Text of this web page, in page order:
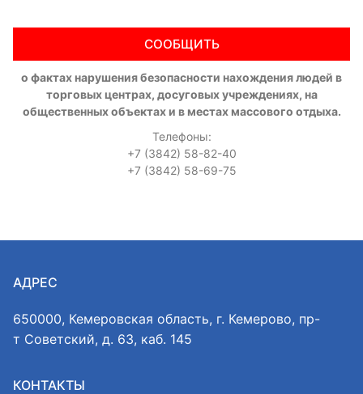
СООБЩИТЬ
о фактах нарушения безопасности нахождения людей в
торговых центрах, досуговых учреждениях, на
общественных объектах и в местах массового отдыха.
Телефоны:
+7 (3842) 58-82-40
+7 (3842) 58-69-75
АДРЕС
650000, Кемеровская область, г. Кемерово, пр-
т Советский, д. 63, каб. 145
КОНТАКТЫ